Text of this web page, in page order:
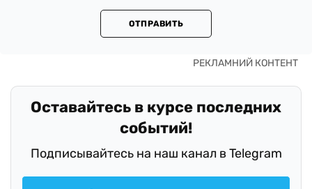
ОТПРАВИТЬ
Оставайтесь в курсе последних
событий!
Подписывайтесь на наш канал в Telegram